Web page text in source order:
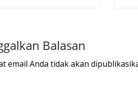
Balasan
email Anda tidak akan